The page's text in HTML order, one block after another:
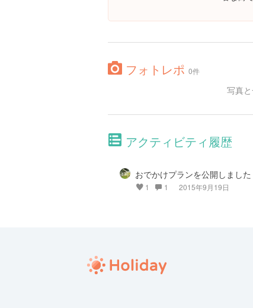
フォトレポ 0件
写真
アクティビティ履歴
おでかけプランを公開しました
1 1 2015年9月19日